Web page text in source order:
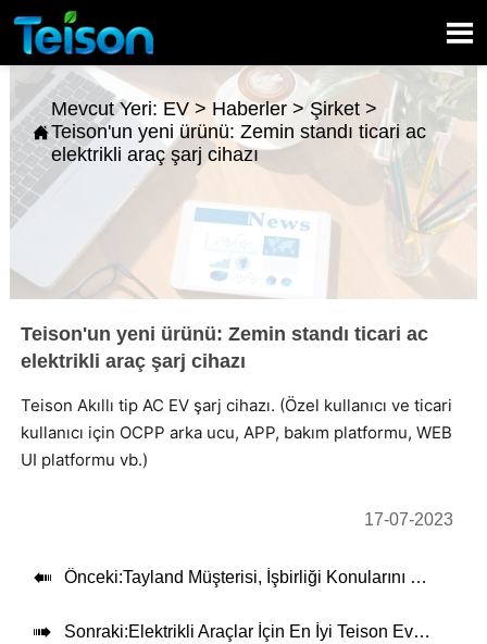


Mevcut Yeri: EV> Haberler> Şirket>
Teison'un yeni ürünü: Zemin standı ticari ac
elektrikli araç şarj cihazı
Teison'un yeni ürünü: Zemin standı ticari ac
elektrikli araç şarj cihazı
Teison Akıllı tip AC EV şarj cihazı. (Özel kullanıcı ve ticari
kullanıcı için OCPP arka ucu, APP, bakım platformu, WEB
UI platformu vb.)
17-07-2023
 Önceki:Tayland Müşterisi, İşbirliği Konularını Ziyaret Etmek ve Görüşmek İçin Şirketimize Geldi
 Sonraki:Elektrikli Araçlar İçin En İyi Teison Ev EV Şarj Cihazı